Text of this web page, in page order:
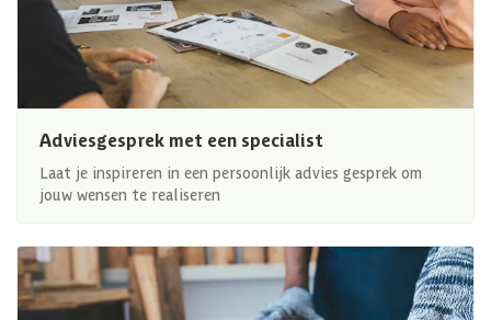
Adviesgesprek met een specialist
Laat je inspireren in een persoonlijk advies gesprek om
jouw wensen te realiseren